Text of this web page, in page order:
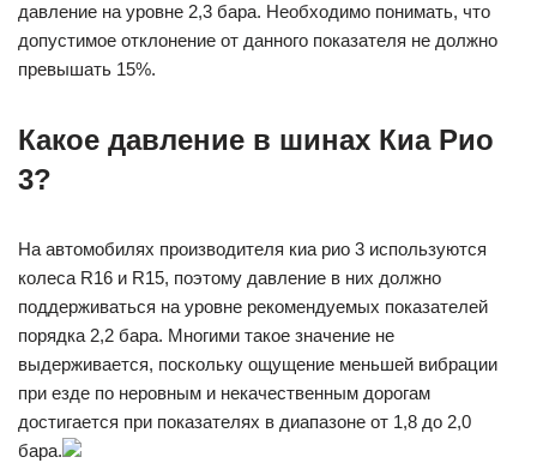
давление на уровне 2,3 бара. Необходимо понимать, что
допустимое отклонение от данного показателя не должно
превышать 15%.
Какое давление в шинах Киа Рио
3?
На автомобилях производителя киа рио 3 используются
колеса R16 и R15, поэтому давление в них должно
поддерживаться на уровне рекомендуемых показателей
порядка 2,2 бара. Многими такое значение не
выдерживается, поскольку ощущение меньшей вибрации
при езде по неровным и некачественным дорогам
достигается при показателях в диапазоне от 1,8 до 2,0
бара.